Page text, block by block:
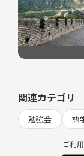
関連カテゴリ
勉強会 語
ご利